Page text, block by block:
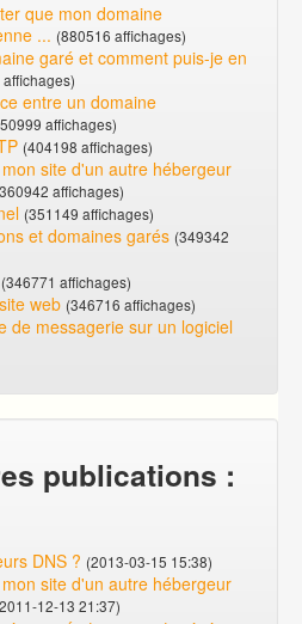
que mon domaine
... (880516 affichages)
garé et comment puis-je en
entre un domaine
affichages)
(404198 affichages)
site d'un autre hébergeur
affichages)
(351149 affichages)
et domaines garés (349342
(346771 affichages)
web (346716 affichages)
de messagerie sur un logiciel
publications :
DNS ? (2013-03-15 15:38)
site d'un autre hébergeur
12-13 21:37)